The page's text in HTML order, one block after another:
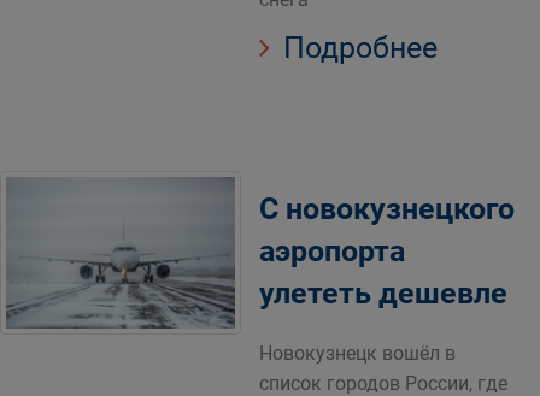
Подробнее
С новокузнецкого
аэропорта
улететь дешевле
Новокузнецк вошёл в
список городов России, где